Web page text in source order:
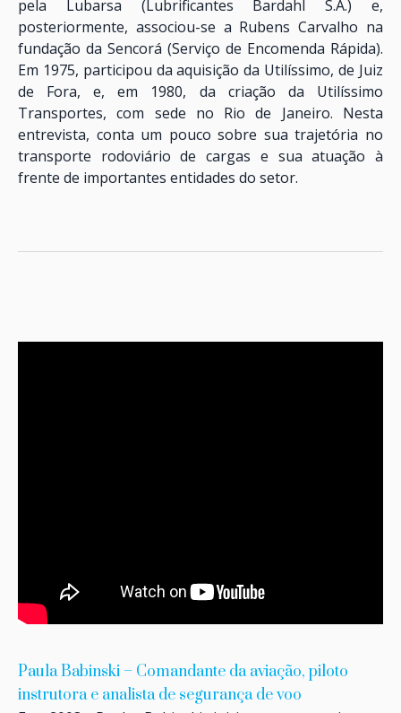
pela Lubarsa (Lubrificantes Bardahl S.A.) e,
posteriormente, associou-se a Rubens Carvalho na
fundação da Sencorá (Serviço de Encomenda Rápida).
Em 1975, participou da aquisição da Utilíssimo, de Juiz
de Fora, e, em 1980, da criação da Utilíssimo
Transportes, com sede no Rio de Janeiro. Nesta
entrevista, conta um pouco sobre sua trajetória no
transporte rodoviário de cargas e sua atuação à
frente de importantes entidades do setor.
Paula Babinski – Comandante da aviação, piloto
instrutora e analista de segurança de voo